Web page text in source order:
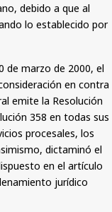
debido a que al
lo establecido por
de marzo de 2000, el
en contra
emite la Resolución
358 en todas sus
procesales, los
dictaminó el
en el artículo
jurídico